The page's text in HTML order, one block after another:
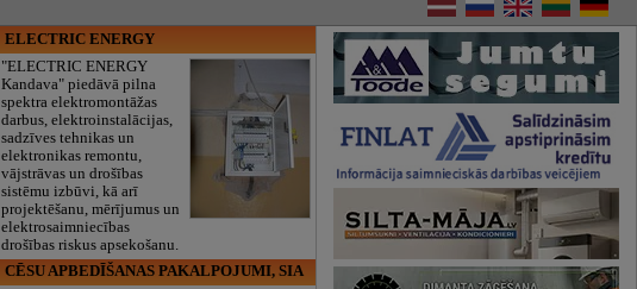
ELECTRIC ENERGY
"ELECTRIC ENERGY
Kandava" piedāvā pilna
spektra elektromontāžas
darbus, elektroinstalācijas,
sadzīves tehnikas un
elektronikas remontu,
vājstrāvas un drošības
sistēmu izbūvi, kā arī
projektēšanu, mērījumus un
elektrosaimniecības
drošības riskus apsekošanu.
CĒSU APBEDĪŠANAS PAKALPOJUMI, SIA